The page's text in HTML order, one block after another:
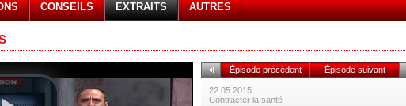
CONSEILS EXTRAITS AUTRES
Épisode précédent Épisode suivant
22.05.2015
Contracter la santé